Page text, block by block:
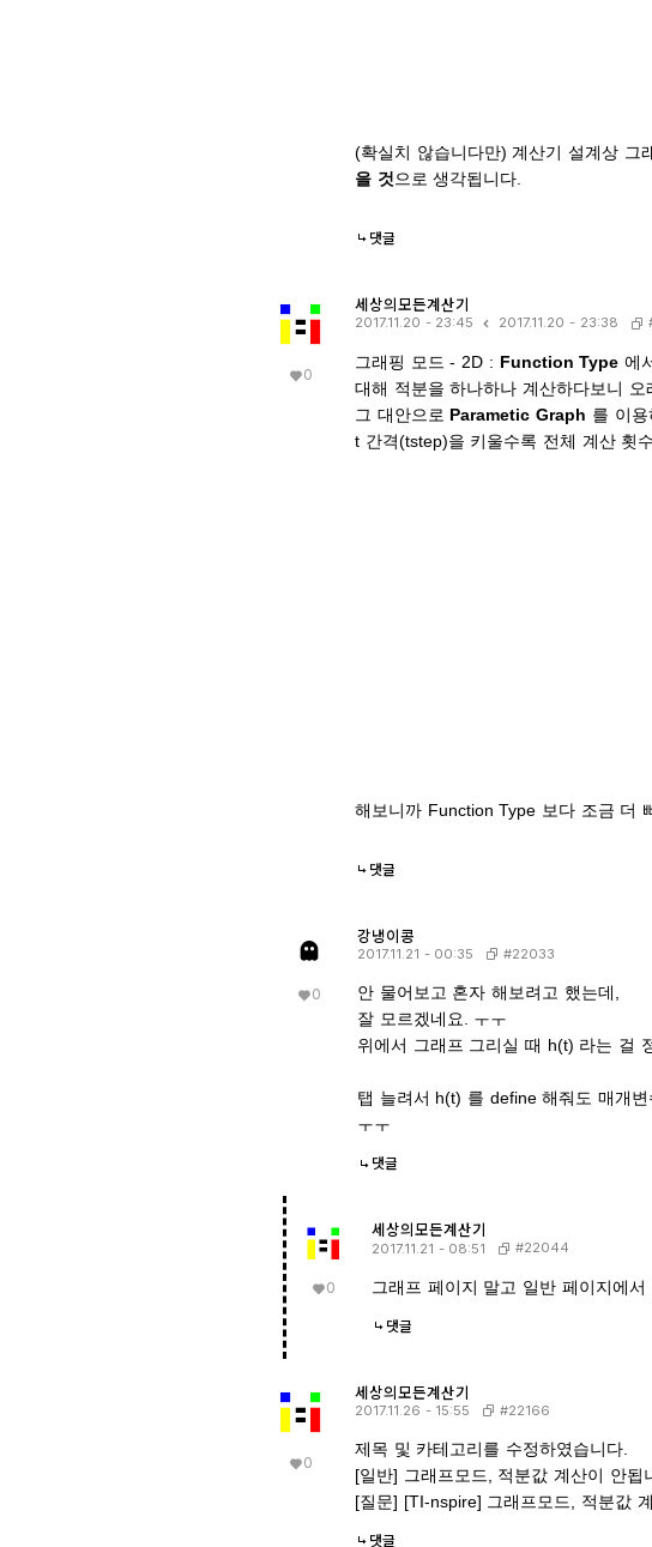
(확실치 않습니다만) 계산기 설계상
을 것으로 생각됩니다.
댓글
0
세상의모든계산기
2017.11.20 - 23:45 2017.11.20 - 23:38
​​그래핑 모드 - 2D : Function Type 에
대해 적분을 하나하나 계산하다보니
그 대안으로 Parametic Graph 를 이
t 간격(tstep)을 키울수록 전체 계산 횟
해보니까 Function Type 보다 조금 더
댓글
0
강냉이콩
2017.11.21 - 00:35 #22033
안 물어보고 혼자 해보려고 했는데,
잘 모르겠네요. ㅜㅜ
위에서 그래프 그리실 때 h(t) 라는 걸
탭 늘려서 h(t) 를 define 해줘도 매개
ㅜㅜ
댓글
0
세상의모든계산기
2017.11.21 - 08:51 #22044
그래프 페이지 말고 일반 페이지에서
댓글
0
세상의모든계산기
2017.11.26 - 15:55 #22166
제목 및 카테고리를 수정하였습니다.
[일반] 그래프모드, 적분값 계산이 안됩
[질문] [TI-nspire] 그래프모드, 적분값
댓글